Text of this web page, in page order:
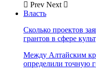
Prev Next
Власть
Сколько проектов
грантов в сфере
Между Алтайским
определили точную